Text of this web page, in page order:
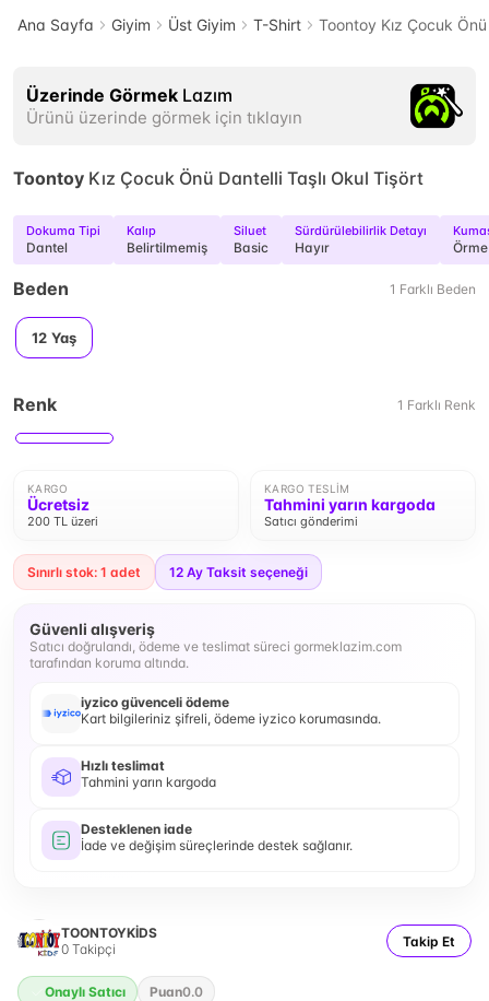
Ana Sayfa Giyim Üst Giyim T-Shirt Toontoy Kız Çocuk
Üzerinde Görmek Lazım
Ürünü üzerinde görmek için tıklayın
Toontoy Kız Çocuk Önü Dantelli Taşlı Okul Tişört
Dokuma Tipi
Dantel
Kalıp
Belirtilmemiş
Siluet
Basic
Sürdürülebilirlik Detayı
Hayır Örme
Beden 1 Farklı Beden
12 Yaş
Renk 1 Farklı Renk
KARGO
Ücretsiz
200 TL üzeri
KARGO TESLIM
Tahmini yarın kargoda
Satıcı gönderimi
Sınırlı stok: 1 adet 12 Ay Taksit seçeneği
Güvenli alışveriş
Satıcı doğrulandı, ödeme ve teslimat süreci gormeklazim.com
tarafından koruma altında.
iyzico güvenceli ödeme
Kart bilgileriniz şifreli, ödeme iyzico korumasında.
Hızlı teslimat
Tahmini yarın kargoda
Desteklenen iade
İade ve değişim süreçlerinde destek sağlanır.
TOONTOYKİDS
0 Takipçi Takip Et
Onaylı Satıcı Puan0.0